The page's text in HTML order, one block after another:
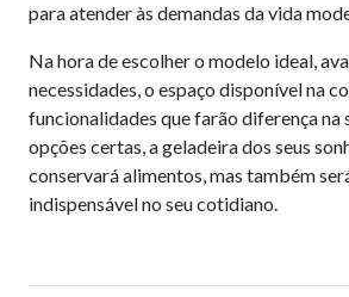
para atender às demandas da vida
Na hora de escolher o modelo ideal,
necessidades, o espaço disponível na
funcionalidades que farão diferença na
opções certas, a geladeira dos seus
conservará alimentos, mas também
indispensável no seu cotidiano.